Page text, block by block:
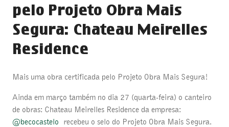
pelo Projeto Obra Mais
Segura: Chateau Meirelles
Residence
Mais uma obra certificada pelo Projeto Obra Mais Segura!
Ainda em março também no dia 27 (quarta-feira) o canteiro
de obras: Chateau Meirelles Residence da empresa:
@becocastelo recebeu o selo do Projeto Obra Mais Segura.